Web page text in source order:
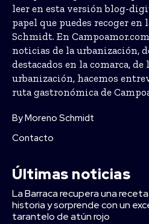
leer en esta versión blog-
papel que puedes recoger
Schmidt. En
noticias de la urbanización,
destacados en la comarca,
urbanización, hacemos
ruta gastronómica de
By Moreno Schmidt
Contacto
Últimas noticias
La Barraca recupera una
historia y sorprende con un
tarantelo de atún rojo